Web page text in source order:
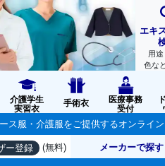
エキ
用
色な
介護学生
実習衣
手術衣
医療事務
受付
服・介護服をご提供するオンライン
ー登録 (無料) メーカーで探す